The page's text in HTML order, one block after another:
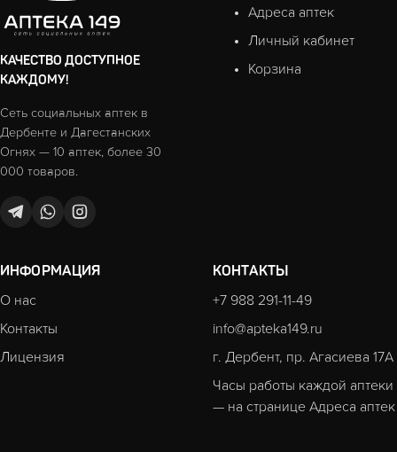
КАЧЕСТВО ДОСТУПНОЕ
КАЖДОМУ!
Сеть социальных аптек в
Дербенте и Дагестанских
Огнях — 10 аптек, более 30
000 товаров.
Адреса аптек
Личный кабинет
Корзина
ИНФОРМАЦИЯ
О нас
Контакты
Лицензия
КОНТАКТЫ
+7 988 291-11-49
info@apteka149.ru
г. Дербент, пр. Агасиева 17А
Часы работы каждой аптеки
— на странице Адреса аптек